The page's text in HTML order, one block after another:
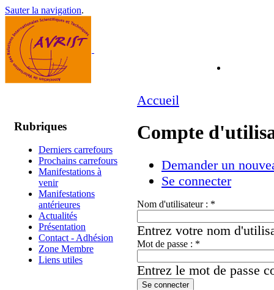
Sauter la navigation.
Rubriques
Derniers carrefours
Prochains carrefours
Manifestations à
venir
Manifestations
antérieures
Actualités
Présentation
Contact - Adhésion
Zone Membre
Liens utiles
Accueil
Compte
Demander un
Se connecter
Nom d'utilisateur : *
Entrez votre nom
Mot de passe : *
Entrez le mot de passe